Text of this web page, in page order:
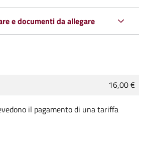
e documenti da allegare
16,00 €
il pagamento di una tariffa